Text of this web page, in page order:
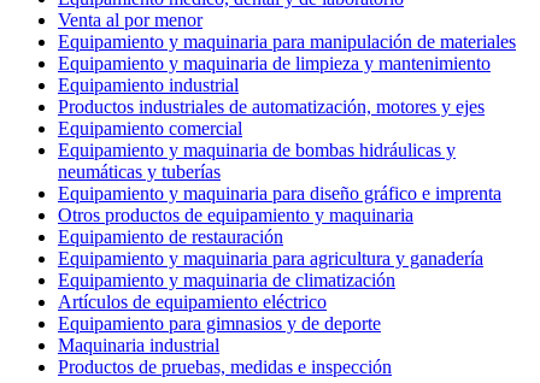
Venta al por menor
Equipamiento y maquinaria para manipulación de materiales
Equipamiento y maquinaria de limpieza y mantenimiento
Equipamiento industrial
Productos industriales de automatización, motores y ejes
Equipamiento comercial
Equipamiento y maquinaria de bombas hidráulicas y
neumáticas y tuberías
Equipamiento y maquinaria para diseño gráfico e imprenta
Otros productos de equipamiento y maquinaria
Equipamiento de restauración
Equipamiento y maquinaria para agricultura y ganadería
Equipamiento y maquinaria de climatización
Artículos de equipamiento eléctrico
Equipamiento para gimnasios y de deporte
Maquinaria industrial
Productos de pruebas, medidas e inspección